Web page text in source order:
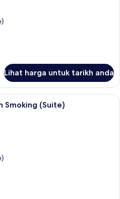
Lihat harga untuk tarikh anda
Twin Room gaya Jepun , Non
Smoking (Suite)